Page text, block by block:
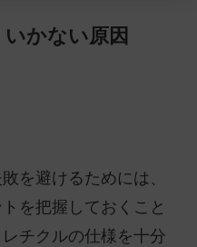
かない原因
を避けるためには、
を把握しておくこと
チクルの仕様を十分